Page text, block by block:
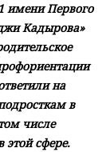
имени Первого
Кадырова»
на
в
числе
этой сфере.